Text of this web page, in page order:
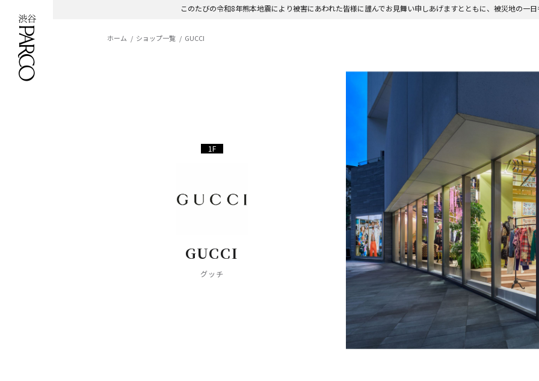
このたびの令和8年熊本地震により被害にあわれた皆様に謹んでお見舞い申しあげますとともに、被災地の一
ホーム ショップ一覧 GUCCI
1F
GUCCI
グッチ